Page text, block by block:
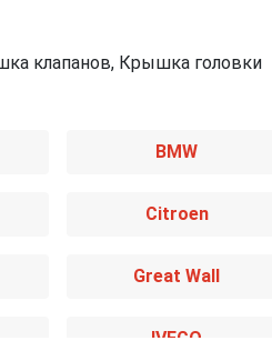
клапанов, Крышка головки
BMW
Citroen
Great Wall
IVECO